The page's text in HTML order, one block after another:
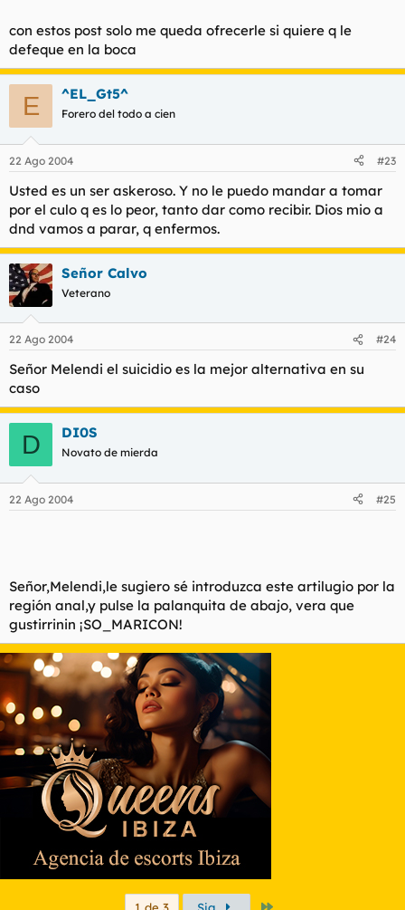
agujero ensangrentado,no paree
os recomiendo a todos q lo proveis,es la hostia maxos,reventar
culos es lo mejor del mundo enteroooo!!!!!!!!!!1
con estos post solo me queda ofrecerle si quiere q le
defeque en la boca
E ^EL_Gt5^
Forero del todo a cien
22 Ago 2004 #23
Usted es un ser askeroso. Y no le puedo mandar a tomar
por el culo q es lo peor, tanto dar como recibir. Dios mio a
dnd vamos a parar, q enfermos.
Señor Calvo
Veterano
22 Ago 2004 #24
Señor Melendi el suicidio es la mejor alternativa en su
caso
D DI0S
Novato de mierda
22 Ago 2004 #25
Señor,Melendi,le sugiero sé introduzca este artilugio por la
región anal,y pulse la palanquita de abajo, vera que
gustirrinin ¡SO_MARICON!